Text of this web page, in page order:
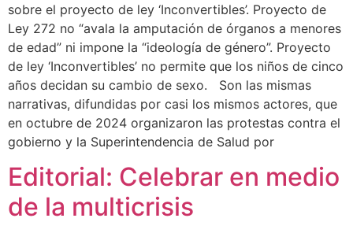
sobre el proyecto de ley ‘Inconvertibles’. Proyecto de
Ley 272 no “avala la amputación de órganos a menores
de edad” ni impone la “ideología de género”. Proyecto
de ley ‘Inconvertibles’ no permite que los niños de cinco
años decidan su cambio de sexo. Son las mismas
narrativas, difundidas por casi los mismos actores, que
en octubre de 2024 organizaron las protestas contra el
gobierno y la Superintendencia de Salud por
Editorial: Celebrar en medio
de la multicrisis